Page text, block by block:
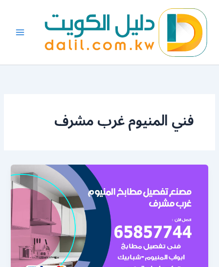
المحتوى
فني المنيوم غرب مشرف